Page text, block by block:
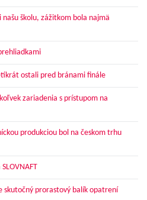
školu, zážitkom bola najmä
ostali pred bránami finále
zariadenia s prístupom na
produkciou bol na českom trhu
skutočný prorastový balík opatrení